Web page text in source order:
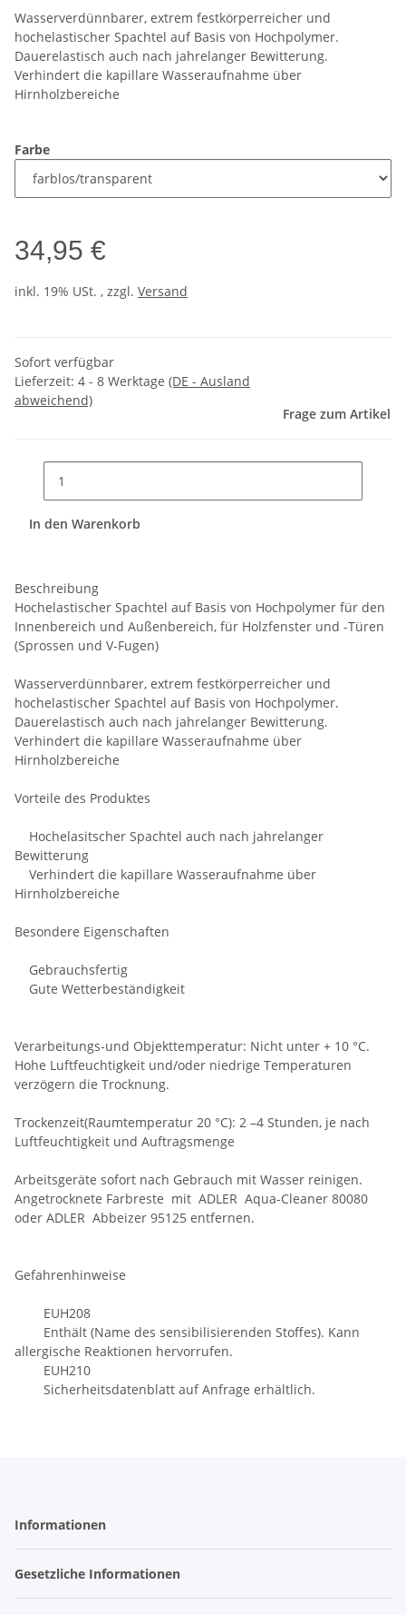
Wasserverdünnbarer, extrem festkörperreicher und
hochelastischer Spachtel auf Basis von Hochpolymer.
Dauerelastisch auch nach jahrelanger Bewitterung.
Verhindert die kapillare Wasseraufnahme über
Hirnholzbereiche
Farbe
34,95 €
inkl. 19% USt. , zzgl. Versand
Sofort verfügbar
Lieferzeit: 4 - 8 Werktage (DE - Ausland
abweichend)
Frage zum Artikel
In den Warenkorb
Beschreibung
Hochelastischer Spachtel auf Basis von Hochpolymer für den
Innenbereich und Außenbereich, für Holzfenster und -Türen
(Sprossen und V-Fugen)
Wasserverdünnbarer, extrem festkörperreicher und
hochelastischer Spachtel auf Basis von Hochpolymer.
Dauerelastisch auch nach jahrelanger Bewitterung.
Verhindert die kapillare Wasseraufnahme über
Hirnholzbereiche
Vorteile des Produktes
Hochelasitscher Spachtel auch nach jahrelanger
Bewitterung
Verhindert die kapillare Wasseraufnahme über
Hirnholzbereiche
Besondere Eigenschaften
Gebrauchsfertig
Gute Wetterbeständigkeit
Verarbeitungs-und Objekttemperatur: Nicht unter + 10 °C.
Hohe Luftfeuchtigkeit und/oder niedrige Temperaturen
verzögern die Trocknung.
Trockenzeit(Raumtemperatur 20 °C): 2 –4 Stunden, je nach
Luftfeuchtigkeit und Auftragsmenge
Arbeitsgeräte sofort nach Gebrauch mit Wasser reinigen.
Angetrocknete Farbreste mit ADLER Aqua-Cleaner 80080
oder ADLER Abbeizer 95125 entfernen.
Gefahrenhinweise
EUH208
Enthält (Name des sensibilisierenden Stoffes). Kann
allergische Reaktionen hervorrufen.
EUH210
Sicherheitsdatenblatt auf Anfrage erhältlich.
Informationen
Gesetzliche Informationen